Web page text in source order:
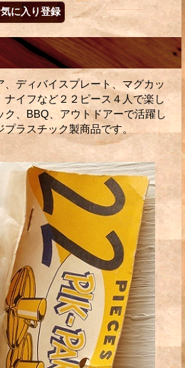
ディバイスプレート、マグカッ
イフなど２２ピース４人で楽し
、BBQ、アウトドアーで活躍し
プラスチック製商品です。